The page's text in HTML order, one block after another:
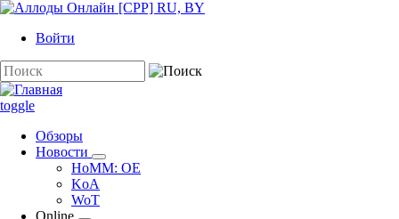
Перейти
основному
Войти
Поиск
toggle
Обзоры
Новости
Новости
HoMM: OE
KoA
WoT
Online